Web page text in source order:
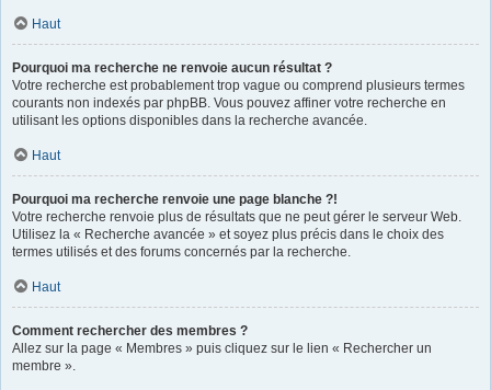
Haut
Pourquoi ma recherche ne renvoie aucun résultat ?
Votre recherche est probablement trop vague ou comprend plusieurs termes
courants non indexés par phpBB. Vous pouvez affiner votre recherche en
utilisant les options disponibles dans la recherche avancée.
Haut
Pourquoi ma recherche renvoie une page blanche ?!
Votre recherche renvoie plus de résultats que ne peut gérer le serveur Web.
Utilisez la « Recherche avancée » et soyez plus précis dans le choix des
termes utilisés et des forums concernés par la recherche.
Haut
Comment rechercher des membres ?
Allez sur la page « Membres » puis cliquez sur le lien « Rechercher un
membre ».